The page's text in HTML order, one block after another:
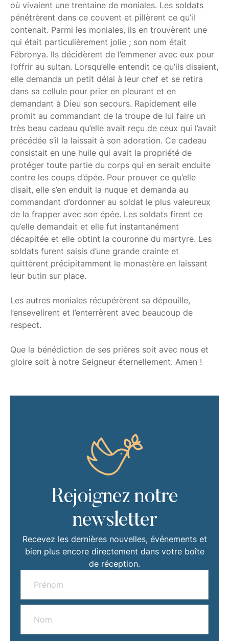
où vivaient une trentaine de moniales. Les soldats
pénétrèrent dans ce couvent et pillèrent ce qu’il
contenait. Parmi les moniales, ils en trouvèrent une
qui était particulièrement jolie ; son nom était
Fébronya. Ils décidèrent de l’emmener avec eux pour
l’offrir au sultan. Lorsqu’elle entendit ce qu’ils disaient,
elle demanda un petit délai à leur chef et se retira
dans sa cellule pour prier en pleurant et en
demandant à Dieu son secours. Rapidement elle
promit au commandant de la troupe de lui faire un
très beau cadeau qu’elle avait reçu de ceux qui l’avait
précédée s’il la laissait à son adoration. Ce cadeau
consistait en une huile qui avait la propriété de
protéger toute partie du corps qui en serait enduite
contre les coups d’épée. Pour prouver ce qu’elle
disait, elle s’en enduit la nuque et demanda au
commandant d’ordonner au soldat le plus valeureux
de la frapper avec son épée. Les soldats firent ce
qu’elle demandait et elle fut instantanément
décapitée et elle obtint la couronne du martyre. Les
soldats furent saisis d’une grande crainte et
quittèrent précipitamment le monastère en laissant
leur butin sur place.
Les autres moniales récupérèrent sa dépouille,
l’ensevelirent et l’enterrèrent avec beaucoup de
respect.
Que la bénédiction de ses prières soit avec nous et
gloire soit à notre Seigneur éternellement. Amen !
Rejoignez notre
newsletter
Recevez les dernières nouvelles, événements et
bien plus encore directement dans votre boîte
de réception.